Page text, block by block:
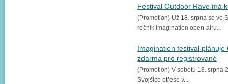
Festival Outdoor Rave má
(Promotion) Už 18. srpna se ve
ročník Imagination open-airu...
Imagination festival plánuje
zdarma pro registrované
(Promotion) V sobotu 18. srpna
Svojšice otřese v...